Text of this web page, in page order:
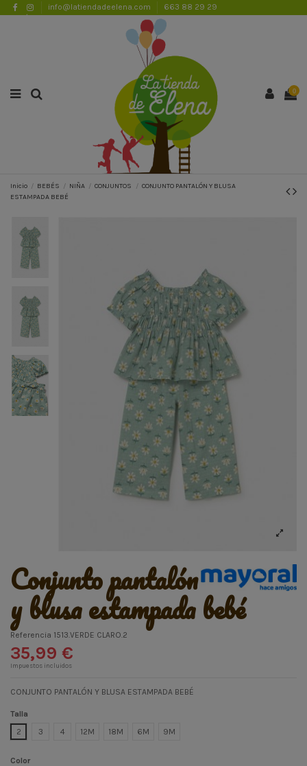
info@latiendadeelena.com
663 88 29 29
ENVÍOS GRATUITOS A PARTIR DE 50€
0
Inicio BEBÉS NIÑA CONJUNTOS
CONJUNTO PANTALÓN Y BLUSA
ESTAMPADA BEBÉ
conjunto pantalón
y blusa estampada bebé
Referencia 1513.VERDE CLARO.2
35,99 €
Impuestos incluidos
CONJUNTO PANTALÓN Y BLUSA ESTAMPADA BEBÉ
Talla
2
3 4 12M 18M 6M 9M
Color